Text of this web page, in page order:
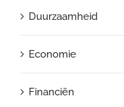
Duurzaamheid
Economie
Financiën